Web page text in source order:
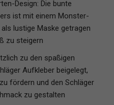
Design: Die bunte
ist mit einem Monster-
lustige Maske getragen
zu steigern
zu den spaßigen
Aufkleber beigelegt,
fördern und den Schläger
zu gestalten